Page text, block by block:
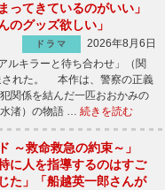
ってきているのがいい」
のグッズ欲しい」
ドラマ
2026年8月6日
ルキラーと待ち合わせ」（関
された。 本作は、警察の正義
関係を結んだ一匹おおかみの
渚）の物語 … 続きを読む
～救命救急の約束～」
に人を指導するのはすご
た」「船越英一郎さんが